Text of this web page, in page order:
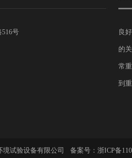
号 良
的
常
到
境试验设备有限公司 备案号： 浙ICP备